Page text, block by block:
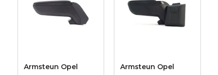
Armsteun Opel
Armsteun Opel